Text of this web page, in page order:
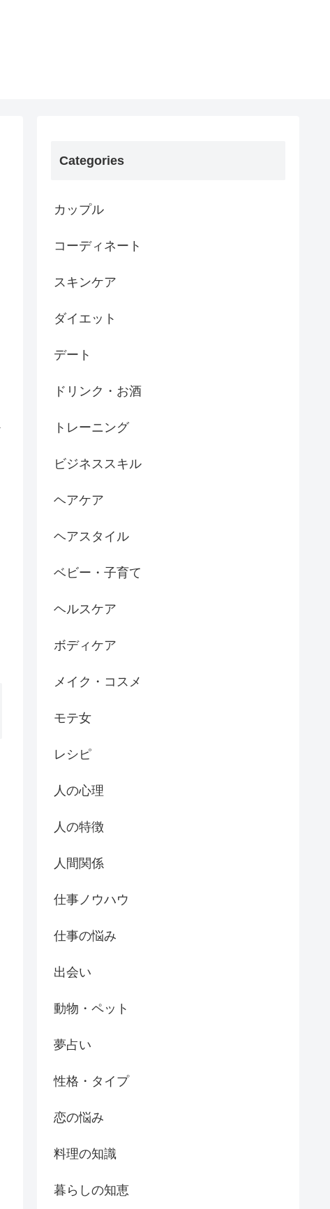
Categories
カップル
コーディネート
スキンケア
ダイエット
デート
ドリンク・お酒
トレーニング
ビジネススキル
ヘアケア
ヘアスタイル
ベビー・子育て
ヘルスケア
ボディケア
メイク・コスメ
モテ女
レシピ
人の心理
人の特徴
人間関係
仕事ノウハウ
仕事の悩み
出会い
動物・ペット
夢占い
性格・タイプ
恋の悩み
料理の知識
暮らしの知恵